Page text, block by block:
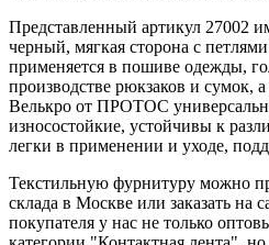
Представленный артикул 27002
черный, мягкая сторона с
применяется в пошиве одежды,
производстве рюкзаков и сумок,
Велькро от ПРОТОС
износостойкие, устойчивы к
легки в применении и уходе,
Текстильную фурнитуру можно
склада в Москве или заказать на
покупателя у нас не только